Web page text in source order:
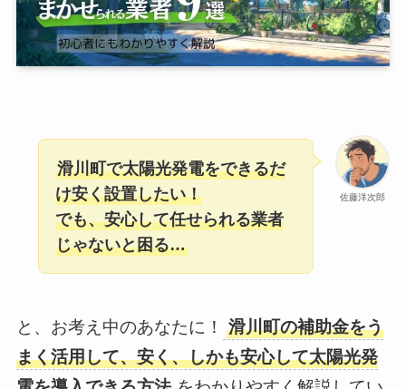
佐藤洋次郎
滑川町で太陽光発電をできるだ
け安く設置したい！
でも、安心して任せられる業者
じゃないと困る…
と、お考え中のあなたに！
滑川町の補助金をう
まく活用して、安く、しかも安心して太陽光発